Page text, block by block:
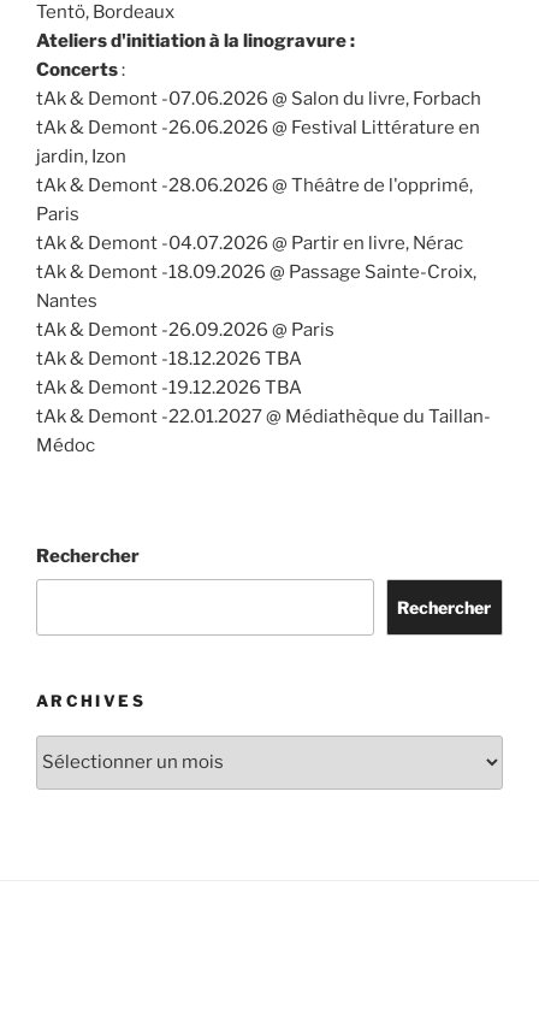
Tentö, Bordeaux
Ateliers d'initiation à la linogravure :
Concerts:
tAk & Demont -07.06.2026 @ Salon du livre, Forbach
tAk & Demont -26.06.2026 @ Festival Littérature en
jardin, Izon
tAk & Demont -28.06.2026 @ Théâtre de l'opprimé,
Paris
tAk & Demont -04.07.2026 @ Partir en livre, Nérac
tAk & Demont -18.09.2026 @ Passage Sainte-Croix,
Nantes
tAk & Demont -26.09.2026 @ Paris
tAk & Demont -18.12.2026 TBA
tAk & Demont -19.12.2026 TBA
tAk & Demont -22.01.2027 @ Médiathèque du Taillan-
Médoc
Rechercher
Rechercher
ARCHIVES
Archives